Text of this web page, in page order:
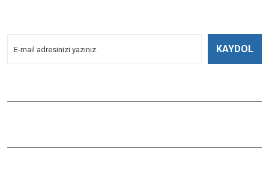
KAYDOL